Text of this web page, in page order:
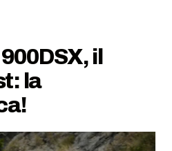
il
la